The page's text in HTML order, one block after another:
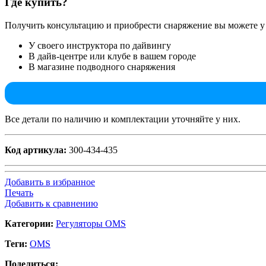
Получить консультацию и приобрести снаряжение вы можете
У своего инструктора по дайвингу
В дайв-центре или клубе в вашем городе
В магазине подводного снаряжения
Все детали по наличию и комплектации уточняйте у них.
Код артикула: 300-434-435
Добавить в избранное
Печать
Добавить к сравнению
Категории: Регуляторы OMS
Теги: OMS
Поделиться: